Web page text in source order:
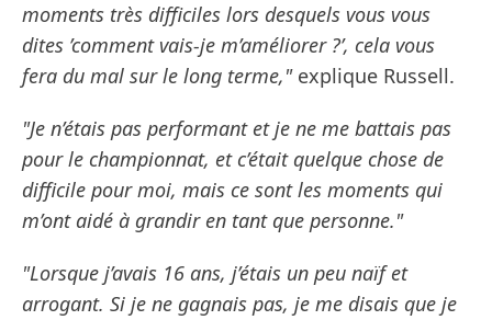
moments très difficiles lors desquels vous vous
dites ’comment vais-je m’améliorer ?’, cela vous
fera du mal sur le long terme,"explique Russell.
"Je n’étais pas performant et je ne me battais pas
pour le championnat, et c’était quelque chose de
difficile pour moi, mais ce sont les moments qui
m’ont aidé à grandir en tant que personne."
"Lorsque j’avais 16 ans, j’étais un peu naïf et
arrogant. Si je ne gagnais pas, je me disais que je